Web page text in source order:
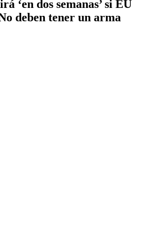
‘en dos semanas’ si EU
deben tener un arma